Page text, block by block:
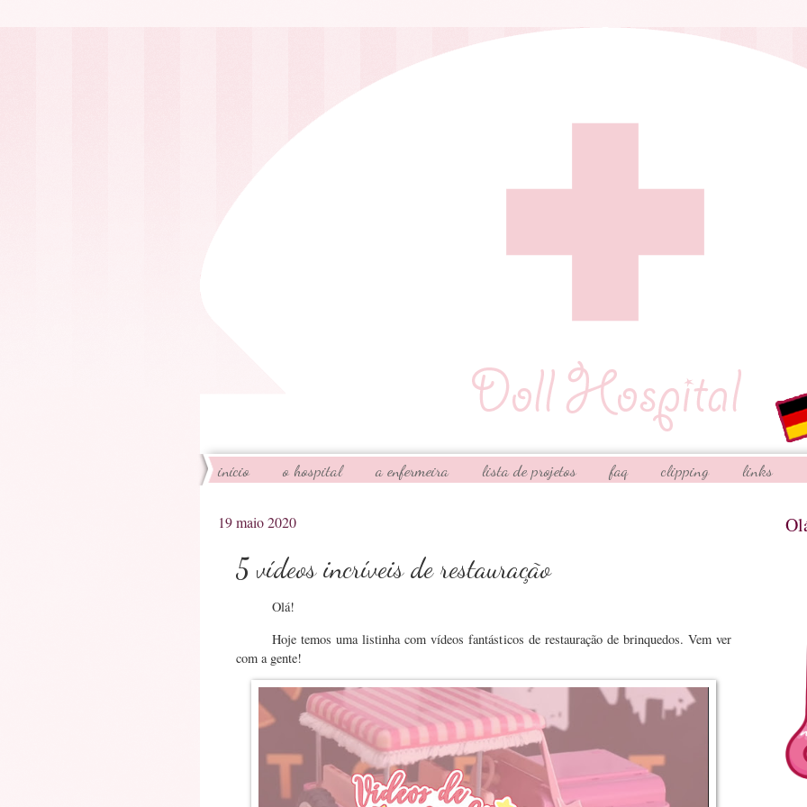
início o hospital a enfermeira lista de projetos faq clipping links
19 maio 2020
5 vídeos incríveis de restauração
Olá!
Hoje temos uma listinha com vídeos fantásticos de restauração de brinquedos. Vem ver
com a gente!